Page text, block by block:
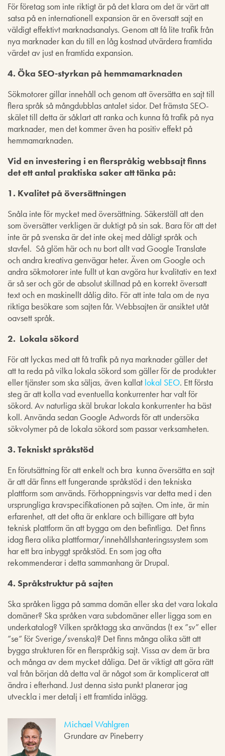
För företag som inte riktigt är på det klara om det är värt att
satsa på en internationell expansion är en översatt sajt en
väldigt effektivt marknadsanalys. Genom att få lite trafik från
nya marknader kan du till en låg kostnad utvärdera framtida
värdet av just en framtida expansion.
4. Öka SEO-styrkan på hemmamarknaden
Sökmotorer gillar innehåll och genom att översätta en sajt till
flera språk så mångdubblas antalet sidor. Det främsta SEO-
skälet till detta är såklart att ranka och kunna få trafik på nya
marknader, men det kommer även ha positiv effekt på
hemmamarknaden.
Vid en investering i en flerspråkig webbsajt finns
det ett antal praktiska saker att tänka på:
1. Kvalitet på översättningen
Snåla inte för mycket med översättning. Säkerställ att den
som översätter verkligen är duktigt på sin sak. Bara för att det
inte är på svenska är det inte okej med dåligt språk och
stavfel. Så glöm här och nu bort allt vad Google Translate
och andra kreativa genvägar heter. Även om Google och
andra sökmotorer inte fullt ut kan avgöra hur kvalitativ en text
är så ser och gör de absolut skillnad på en korrekt översatt
text och en maskinellt dålig dito. För att inte tala om de nya
riktiga besökare som sajten får. Webbsajten är ansiktet utåt
oavsett språk.
2. Lokala sökord
För att lyckas med att få trafik på nya marknader gäller det
att ta reda på vilka lokala sökord som gäller för de produkter
eller tjänster som ska säljas, även kallat lokal SEO. Ett första
steg är att kolla vad eventuella konkurrenter har valt för
sökord. Av naturliga skäl brukar lokala konkurrenter ha bäst
koll. Använda sedan Google Adwords för att undersöka
sökvolymer på de lokala sökord som passar verksamheten.
3. Tekniskt språkstöd
En förutsättning för att enkelt och bra kunna översätta en sajt
är att där finns ett fungerande språkstöd i den tekniska
plattform som används. Förhoppningsvis var detta med i den
ursprungliga kravspecifikationen på sajten. Om inte, är min
erfarenhet, att det ofta är enklare och billigare att byta
teknisk plattform än att bygga om den befintliga. Det finns
idag flera olika plattformar/innehållshanteringssystem som
har ett bra inbyggt språkstöd. En som jag ofta
rekommenderar i detta sammanhang är Drupal.
4. Språkstruktur på sajten
Ska språken ligga på samma domän eller ska det vara lokala
domäner? Ska språken vara subdomäner eller ligga som en
underkatalog? Vilken språktagg ska användas (t ex ”sv” eller
”se” för Sverige/svenska)? Det finns många olika sätt att
bygga strukturen för en flerspråkig sajt. Vissa av dem är bra
och många av dem mycket dåliga. Det är viktigt att göra rätt
val från början då detta val är något som är komplicerat att
ändra i efterhand. Just denna sista punkt planerar jag
utveckla i mer detalj i ett framtida inlägg.
Michael Wahlgren
Grundare av Pineberry